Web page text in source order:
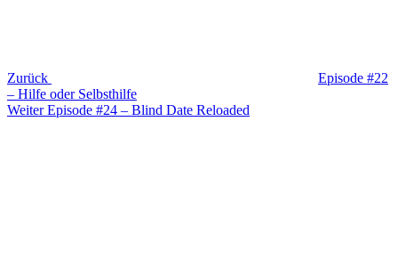
Zurück
Episode #22
– Hilfe oder Selbsthilfe
Nächster
Weiter Episode #24 – Blind Date Reloaded